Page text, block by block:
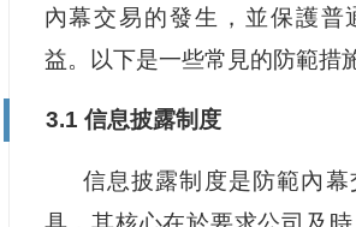
內幕交易的發生，並保護普
益。以下是一些常見的防範措
3.1 信息披露制度
信息披露制度是防範內幕